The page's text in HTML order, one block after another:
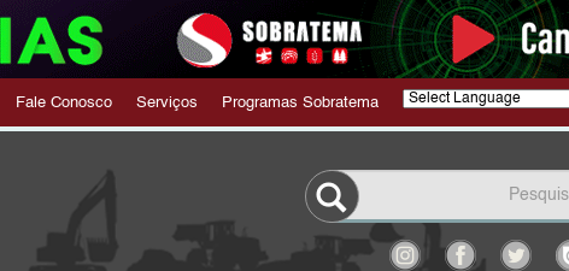
Fale Conosco Serviços Programas Sobratema